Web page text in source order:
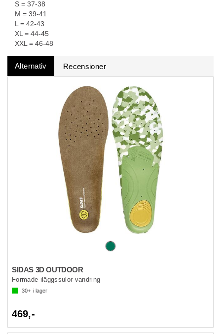
S = 37-38
M = 39-41
L = 42-43
XL = 44-45
XXL = 46-48
Alternativ Recensioner
SIDAS 3D OUTDOOR
Formade iläggssulor vandring
30+ i lager
469,-